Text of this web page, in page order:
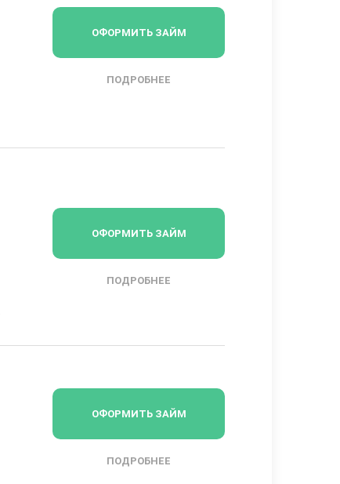
ОФОРМИТЬ ЗАЙМ
ПОДРОБНЕЕ
ОФОРМИТЬ ЗАЙМ
ПОДРОБНЕЕ
ОФОРМИТЬ ЗАЙМ
ПОДРОБНЕЕ